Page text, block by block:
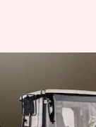
उत्तर
पर
की